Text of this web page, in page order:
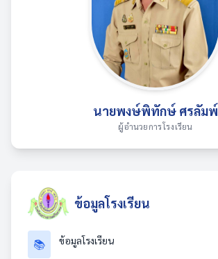
นายพงษ์พิทักษ์ ศรลัมพ์
ผู้อำนวยการโรงเรียน
ข้อมูลโรงเรียน
📚 ข้อมูลโรงเรียน